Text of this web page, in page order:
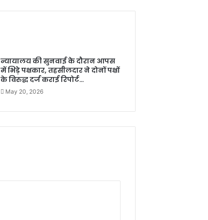
न्यायालय की सुनवाई के दौरान आपस
में भिड़े पक्षकार, तहसीलदार ने दोनों पक्षों
के विरुद्ध दर्ज कराई रिपोर्ट…
May 20, 2026